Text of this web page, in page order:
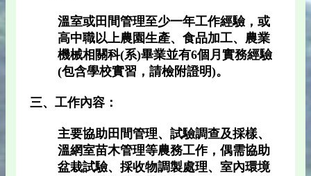
溫室或田間管理至少一年工作經驗，或
高中職以上農園生產、食品加工、農業
機械相關科(系)畢業並有6個月實務經驗
(包含學校實習，請檢附證明)。
三、工作內容：
主要協助田間管理、試驗調查及採樣、
溫網室苗木管理等農務工作，偶需協助
盆栽試驗、採收物調製處理、室內環境